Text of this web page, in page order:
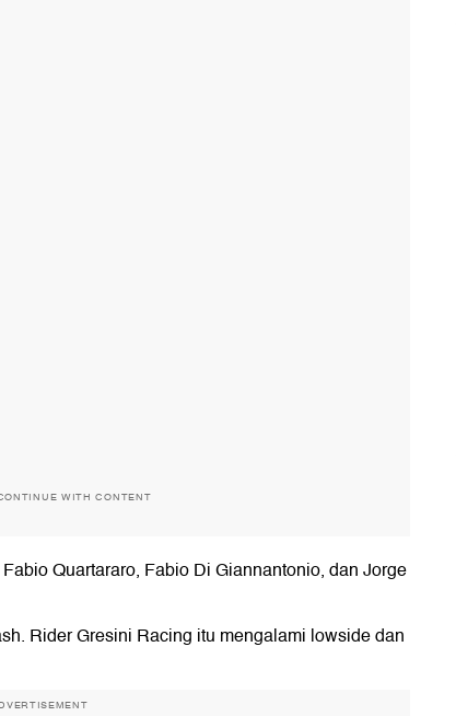
WITH CONTENT
Quartararo, Fabio Di Giannantonio, dan Jorge
Rider Gresini Racing itu mengalami lowside dan